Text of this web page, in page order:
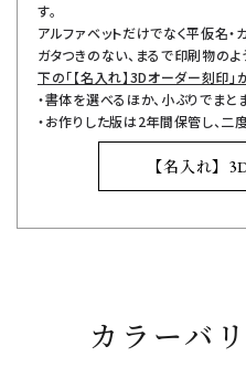
す。
アルファベットだけでなく平仮名・
ガタつきのない、まるで印刷物のよ
下の「【名入れ】3Dオーダー刻印」
・書体を選べるほか、小ぶりでまと
・お作りした版は2年間保管し、二
【名入れ】
カラーバ